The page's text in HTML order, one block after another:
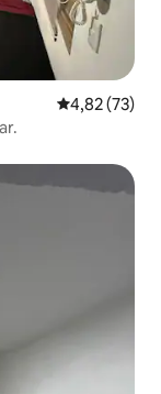
4,82 de uma
4,82 (73)